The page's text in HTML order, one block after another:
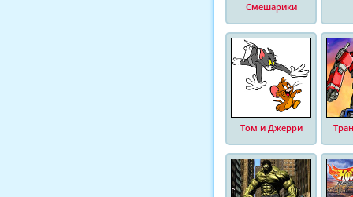
Смешарики
Том и Джерри